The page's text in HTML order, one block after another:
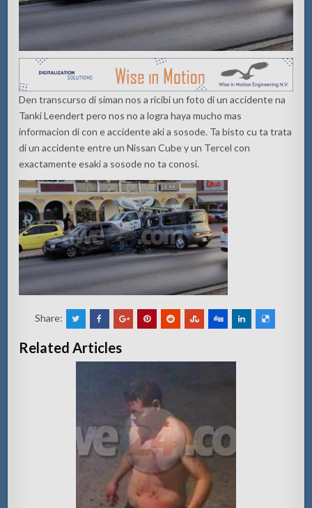
Den transcurso di siman nos a ricibi un foto di un accidente na
Tanki Leendert pero nos no a logra haya mucho mas
informacion di con e accidente aki a sosode. Ta bisto cu ta trata
di un accidente entre un Nissan Cube y un Tercel con
exactamente esaki a sosode no ta conosi.
Share:
Related Articles